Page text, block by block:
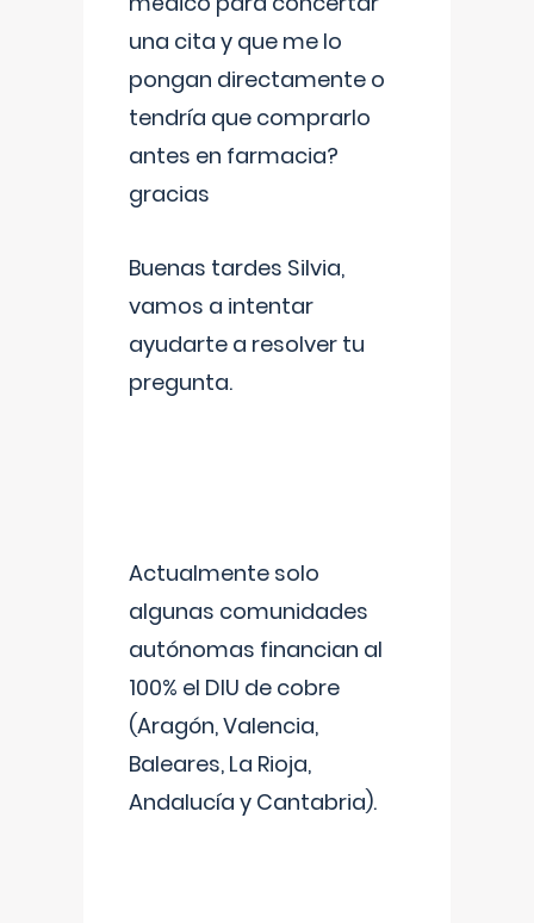
una cita y que me lo
pongan directamente o
tendría que comprarlo
antes en farmacia?
gracias
Buenas tardes Silvia,
vamos a intentar
ayudarte a resolver tu
pregunta.
Actualmente solo
algunas comunidades
autónomas financian al
100% el DIU de cobre
(Aragón, Valencia,
Baleares, La Rioja,
Andalucía y Cantabria).